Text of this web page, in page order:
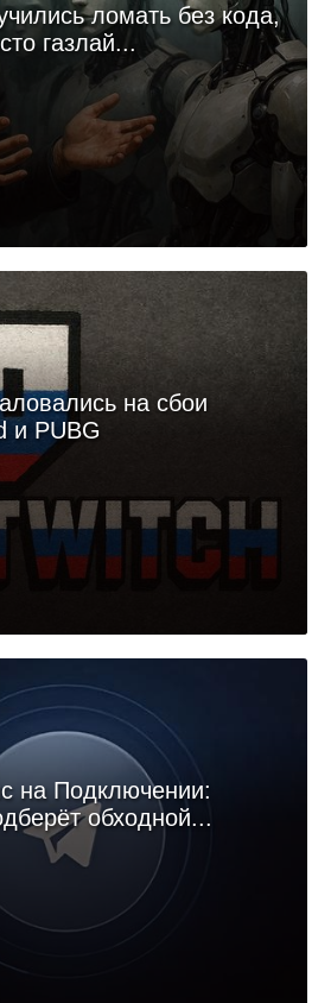
ломать без кода,
газлай...
на сбои
и PUBG
на Подключении:
обходной...